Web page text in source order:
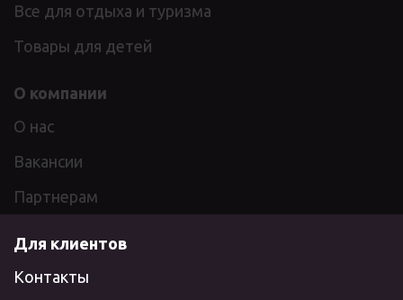
Все для отдыха и туризма
Товары для детей
О компании
О нас
Вакансии
Партнерам
Для клиентов
Контакты